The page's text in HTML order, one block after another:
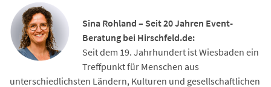
Sina Rohland – Seit 20 Jahren Event-
Beratung bei Hirschfeld.de:
Seit dem 19. Jahrhundert ist Wiesbaden ein
Treffpunkt für Menschen aus
unterschiedlichsten Ländern, Kulturen und gesellschaftlichen